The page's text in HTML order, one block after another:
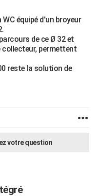
équipé d'un broyeur
de ce Ø 32 et
permettent
reste la solution de
votre question